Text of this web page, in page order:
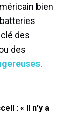
bien
des
des
.
: « Il n'y a